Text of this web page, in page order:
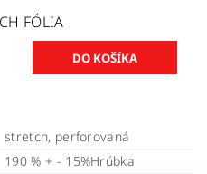
FÓLIA
stretch, perforovaná
190 % + - 15%Hrúbka